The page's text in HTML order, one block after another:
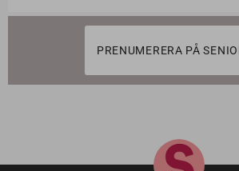
PRENUMERERA PÅ